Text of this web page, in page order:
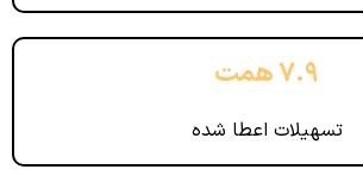
7.9 همت
تسهیلات اعطا شده